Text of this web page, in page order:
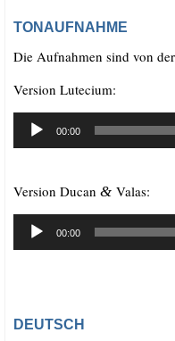
TONAUFNAHME
Die Auf­nah­men sind von
Ver­si­on Lutecium:
Audio-
Player
00:00
Ver­si­on Ducan &Valas:
Audio-
Player
00:00
DEUTSCH